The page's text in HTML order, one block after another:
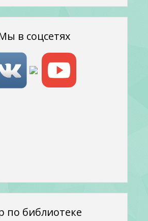
в соцсетях
по библиотеке